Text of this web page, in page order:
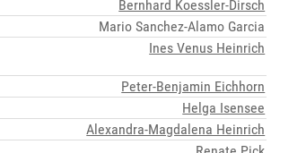
Bernhard Koessler-Dirsch
Mario Sanchez-Alamo Garcia
Ines Venus Heinrich
Peter-Benjamin Eichhorn
Helga Isensee
Alexandra-Magdalena Heinrich